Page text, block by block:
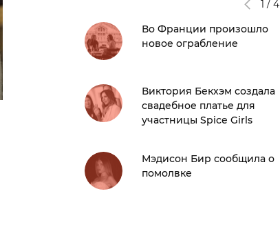
1 /4
Во Франции произошло
новое ограбление
Виктория Бекхэм создала
свадебное платье для
участницы Spice Girls
Мэдисон Бир сообщила о
помолвке